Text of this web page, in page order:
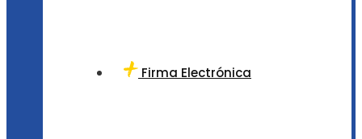
Firma Electrónica